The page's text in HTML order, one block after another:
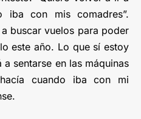
iba con mis comadres”.
buscar vuelos para poder
este año. Lo que sí estoy
sentarse en las máquinas
cuando iba con mi